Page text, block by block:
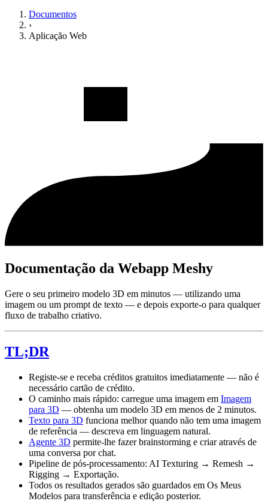
Documentos
›
Aplicação Web
Documentação da Webapp Meshy
Gere o seu primeiro modelo 3D em minutos — utilizando uma
imagem ou um prompt de texto — e depois exporte-o para qualquer
fluxo de trabalho criativo.
TL;DR
Registe-se e receba créditos gratuitos imediatamente — não é
necessário cartão de crédito.
O caminho mais rápido: carregue uma imagem em Imagem
para 3D — obtenha um modelo 3D em menos de 2 minutos.
Texto para 3D funciona melhor quando não tem uma imagem
de referência — descreva em linguagem natural.
Agente 3D permite-lhe fazer brainstorming e criar através de
uma conversa por chat.
Pipeline de pós-processamento: AI Texturing → Remesh →
Rigging → Exportação.
Todos os resultados gerados são guardados em Os Meus
Modelos para transferência e edição posterior.